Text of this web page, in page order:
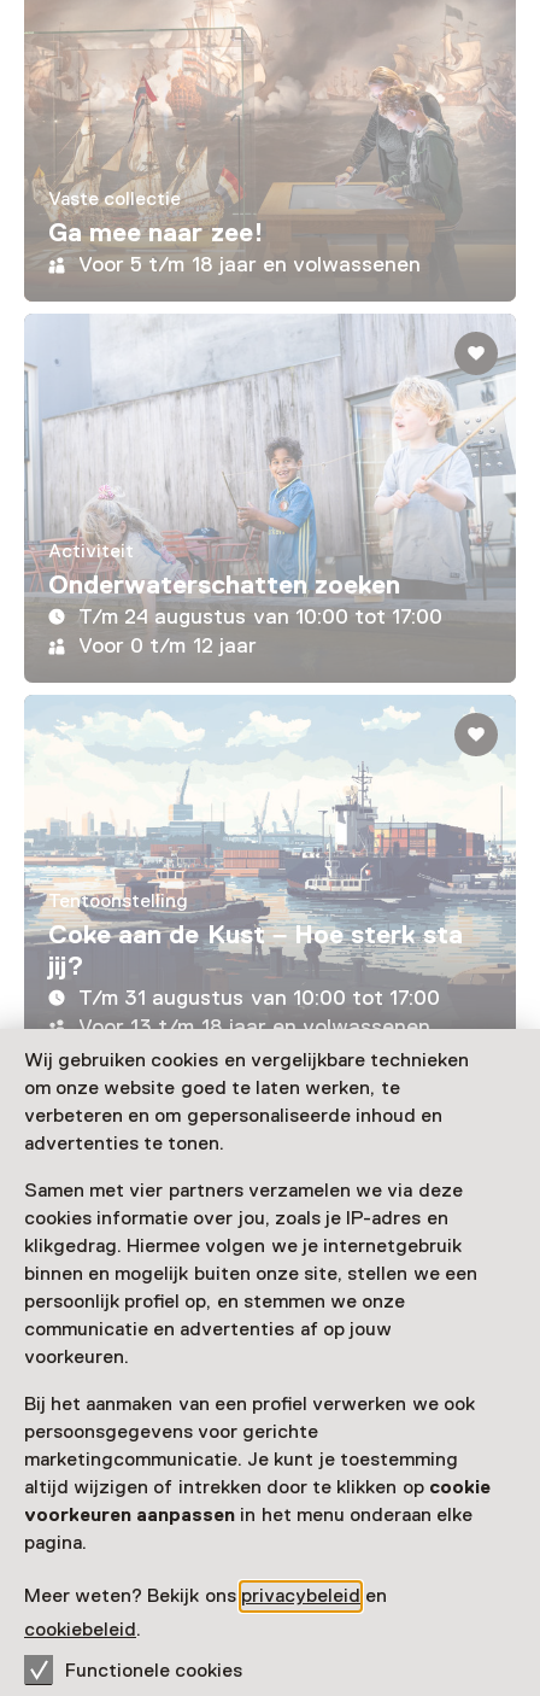
Wij gebruiken cookies en vergelijkbare technieken
om onze website goed te laten werken, te
verbeteren en om gepersonaliseerde inhoud en
advertenties te tonen.
Samen met vier partners verzamelen we via deze
cookies informatie over jou, zoals je IP-adres en
klikgedrag. Hiermee volgen we je internetgebruik
binnen en mogelijk buiten onze site, stellen we een
persoonlijk profiel op, en stemmen we onze
communicatie en advertenties af op jouw
voorkeuren.
Bij het aanmaken van een profiel verwerken we ook
persoonsgegevens voor gerichte
marketingcommunicatie. Je kunt je toestemming
altijd wijzigen of intrekken door te klikken op cookie
voorkeuren aanpassen in het menu onderaan elke
pagina.
Meer weten? Bekijk ons privacybeleid en
cookiebeleid.
Functionele cookies
Vaste collectie
Ga mee naar zee!
Voor 5 t/m 18 jaar en volwassenen
Activiteit
Onderwaterschatten zoeken
T/m 24 augustus van 10:00 tot 17:00
Voor 0 t/m 12 jaar
Tentoonstelling
Coke aan de Kust – Hoe sterk sta
jij?
T/m 31 augustus van 10:00 tot 17:00
Voor 13 t/m 18 jaar en volwassenen
Laad meer
Nog meer ontdekken